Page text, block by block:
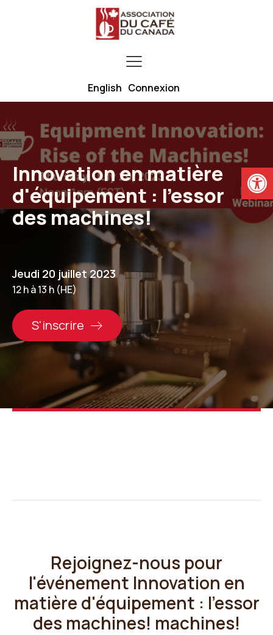
Ouvrir
English Connexion
Innovation en matière
d'équipement : l'essor
des machines!
Jeudi 20 juillet 2023
12 h à 13 h (HE)
S'inscrire
Rejoignez-nous pour
l'événement Innovation en
matière d'équipement : l'essor
des machines! machines!